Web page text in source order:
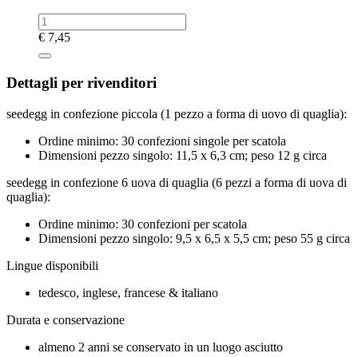
€ 7,45
Dettagli per rivenditori
seedegg in confezione piccola (1 pezzo a forma di uovo di quaglia):
Ordine minimo: 30 confezioni singole per scatola
Dimensioni pezzo singolo: 11,5 x 6,3 cm; peso 12 g circa
seedegg in confezione 6 uova di quaglia (6 pezzi a forma di uova di
quaglia):
Ordine minimo: 30 confezioni per scatola
Dimensioni pezzo singolo: 9,5 x 6,5 x 5,5 cm; peso 55 g circa
Lingue disponibili
tedesco, inglese, francese & italiano
Durata e conservazione
almeno 2 anni se conservato in un luogo asciutto